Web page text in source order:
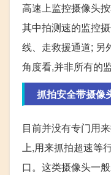
高速上监控摄像头
其中拍测速的监控
线、走救援通道; 另
角度看,并非所有的
抓拍安全带摄像
目前并没有专门用
上,用来抓拍超速等
口。这类摄像头一